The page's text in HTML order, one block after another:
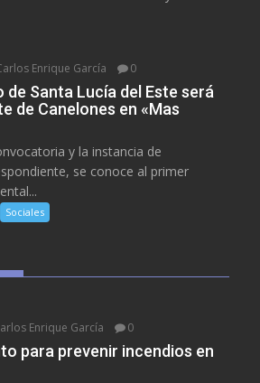
Enrique García 0
de Santa Lucía del Este será
de Canelones en «Mas
y la instancia de
se conoce al primer
Sociales
Enrique García 0
para prevenir incendios en